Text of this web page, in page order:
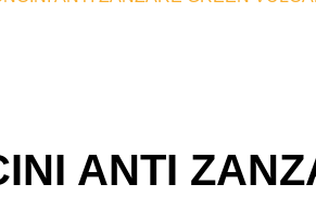
ANTI